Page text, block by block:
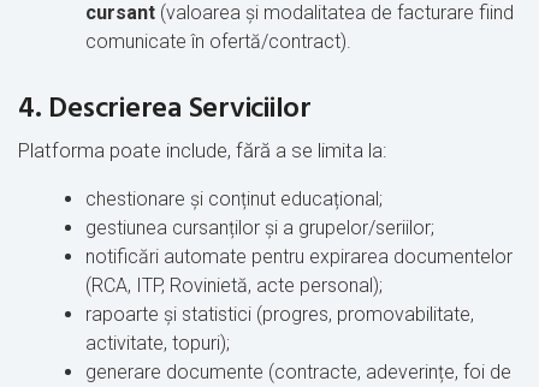
cursant (valoarea și modalitatea de facturare fiind
comunicate în ofertă/contract).
4. Descrierea Serviciilor
Platforma poate include, fără a se limita la:
chestionare și conținut educațional;
gestiunea cursanților și a grupelor/seriilor;
notificări automate pentru expirarea documentelor
(RCA, ITP, Rovinietă, acte personal);
rapoarte și statistici (progres, promovabilitate,
activitate, topuri);
generare documente (contracte, adeverințe, foi de